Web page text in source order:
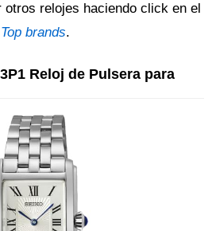
otros relojes haciendo click en el
Top brands.
Reloj de Pulsera para